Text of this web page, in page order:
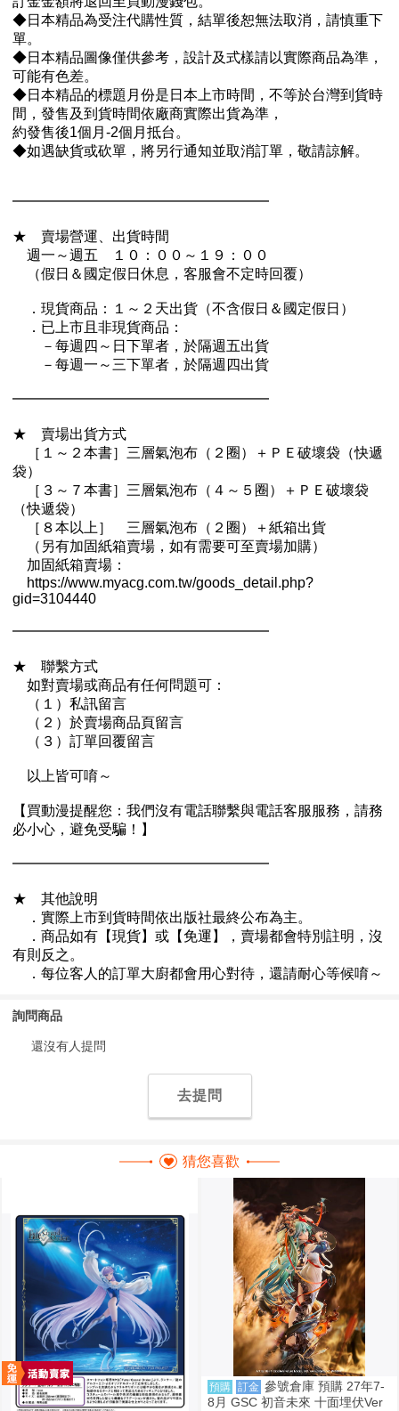
詢問商品
還沒有人提問
去提問
猜您喜歡
預購 訂金 參號倉庫 預購 27年7-
8月 GSC 初音未來 十面埋伏Ver